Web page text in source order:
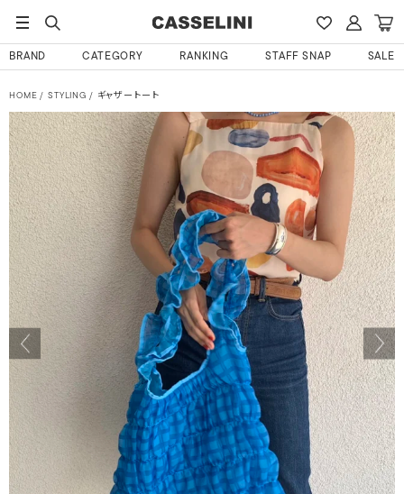
BRAND CATEGORY RANKING STAFF SNAP SALE
HOME STYLING ギャザートート